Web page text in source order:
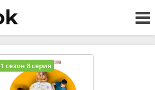
1 сезон 8 серия